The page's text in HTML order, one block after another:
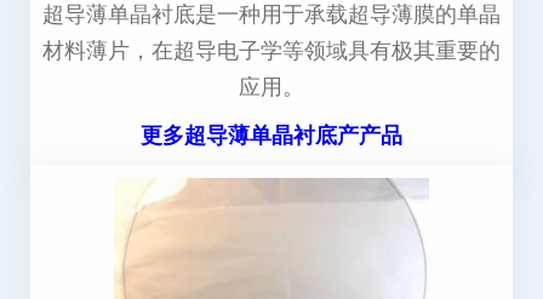
超导薄单晶衬底是一种用于承载超导薄膜的单晶
材料薄片，在超导电子学等领域具有极其重要的
应用。
更多超导薄单晶衬底产产品